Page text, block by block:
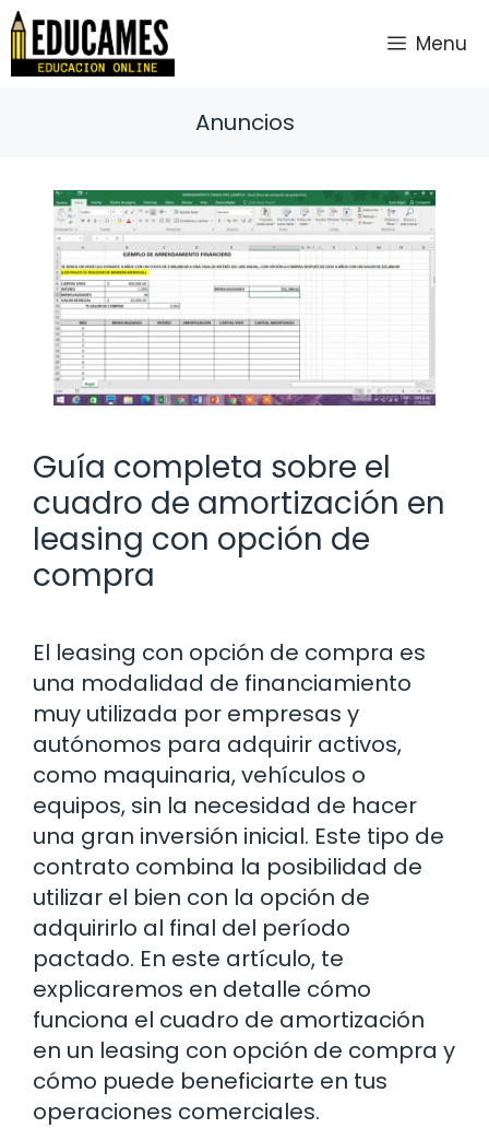
Saltar
contenido
Menu
Anuncios
Guía completa sobre el
cuadro de amortización en
leasing con opción de
compra
El leasing con opción de compra es
una modalidad de financiamiento
muy utilizada por empresas y
autónomos para adquirir activos,
como maquinaria, vehículos o
equipos, sin la necesidad de hacer
una gran inversión inicial. Este tipo de
contrato combina la posibilidad de
utilizar el bien con la opción de
adquirirlo al final del período
pactado. En este artículo, te
explicaremos en detalle cómo
funciona el cuadro de amortización
en un leasing con opción de compra y
cómo puede beneficiarte en tus
operaciones comerciales.